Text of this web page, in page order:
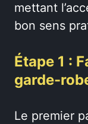
mettant
bon sens
Étape 1 :
garde-
Le premier